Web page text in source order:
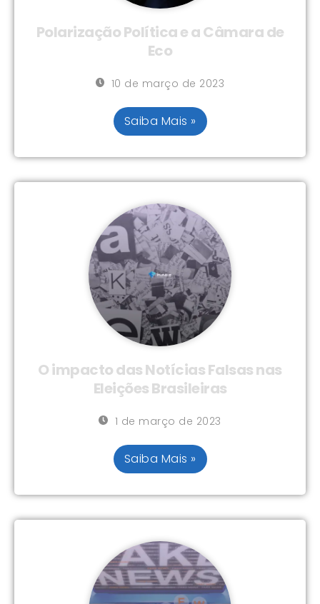
Polarização Política e a Câmara de
Eco
10 de março de 2023
Saiba Mais »
O impacto das Notícias Falsas nas
Eleições Brasileiras
1 de março de 2023
Saiba Mais »